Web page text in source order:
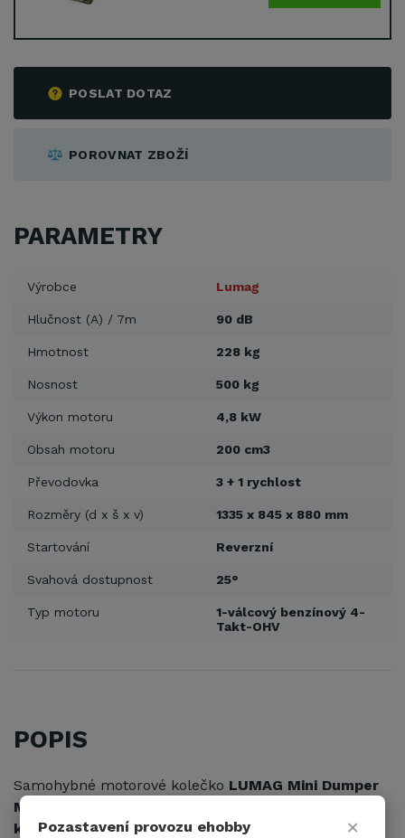
POSLAT DOTAZ
POROVNAT ZBOŽÍ
PARAMETRY
Výrobce Lumag
Hlučnost (A) / 7m 90 dB
Hmotnost 228 kg
Nosnost 500 kg
Výkon motoru 4,8 kW
Obsah motoru 200 cm3
Převodovka 3 + 1 rychlost
Rozměry (d x š x v) 1335 x 845 x 880 mm
Startování Reverzní
Svahová dostupnost 25°
Typ motoru
1-válcový benzínový 4-
Takt-OHV
POPIS
Samohybné motorové kolečko LUMAG Mini Dumper
MD 500 je malý pásový nakladač s výklopnou
korbou.
Pozastavení provozu ehobby ×